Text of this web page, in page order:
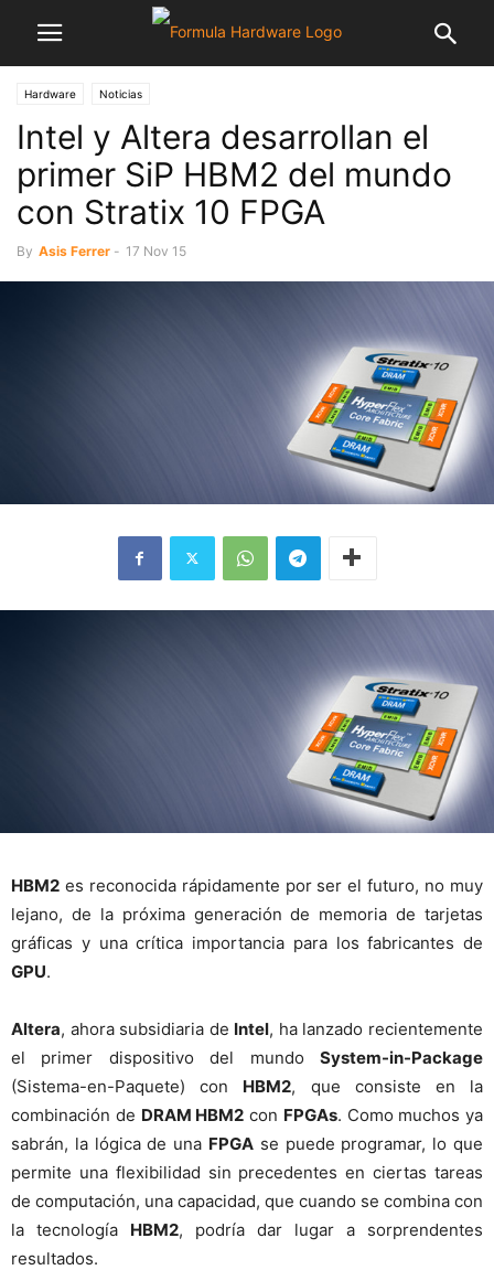
Hardware Noticias
Intel y Altera desarrollan el
primer SiP HBM2 del mundo
con Stratix 10 FPGA
By Asis Ferrer - 17 Nov 15
HBM2 es reconocida rápidamente por ser el futuro, no muy
lejano, de la próxima generación de memoria de tarjetas
gráficas y una crítica importancia para los fabricantes de
GPU.
Altera, ahora subsidiaria de Intel, ha lanzado recientemente
el primer dispositivo del mundo System-in-Package
(Sistema-en-Paquete) con HBM2, que consiste en la
combinación de DRAM HBM2 con FPGAs. Como muchos ya
sabrán, la lógica de una FPGA se puede programar, lo que
permite una flexibilidad sin precedentes en ciertas tareas
de computación, una capacidad, que cuando se combina con
la tecnología HBM2, podría dar lugar a sorprendentes
resultados.